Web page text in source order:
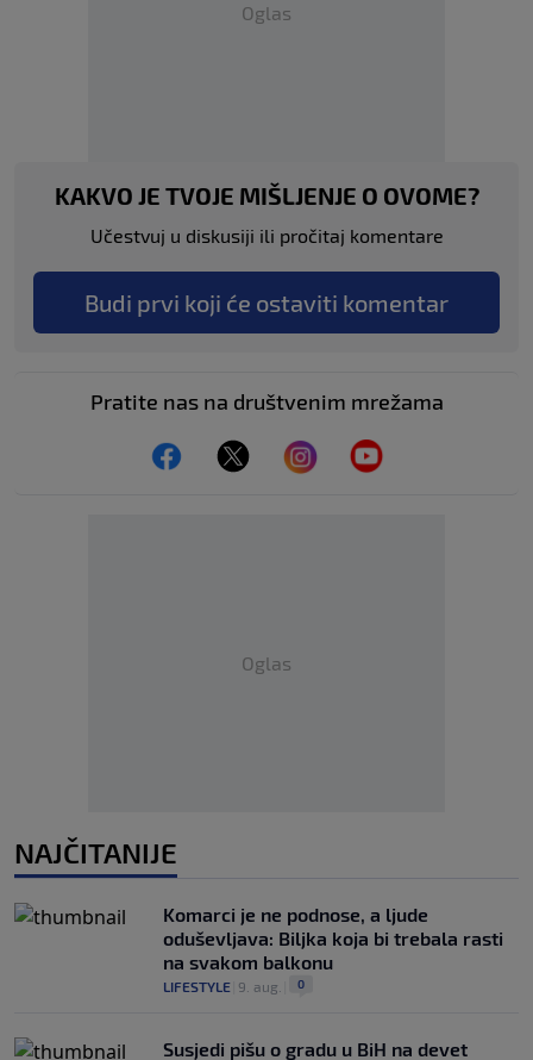
Oglas
KAKVO JE TVOJE MIŠLJENJE O OVOME?
Učestvuj u diskusiji ili pročitaj komentare
Budi prvi koji će ostaviti komentar
Pratite nas na društvenim mrežama
Oglas
NAJČITANIJE
Komarci je ne podnose, a ljude
oduševljava: Biljka koja bi trebala rasti
na svakom balkonu
LIFESTYLE 9. aug. 0
Susjedi pišu o gradu u BiH na devet